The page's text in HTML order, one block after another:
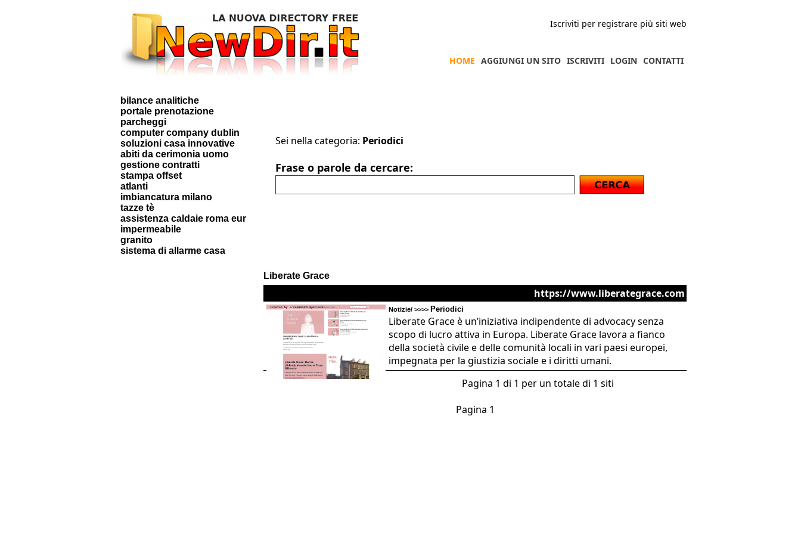
Iscriviti per registrare più siti web
CONTATTI
LOGIN
ISCRIVITI
AGGIUNGI UN SITO
HOME
bilance analitiche
portale prenotazione
parcheggi
computer company dublin
soluzioni casa innovative
abiti da cerimonia uomo
gestione contratti
stampa offset
atlanti
imbiancatura milano
tazze tè
assistenza caldaie roma eur
impermeabile
granito
sistema di allarme casa
Sei nella categoria: Periodici
Frase o parole da cercare:
Liberate Grace
https://www.liberategrace.com
Notizie/ >>>> Periodici
Liberate Grace è un’iniziativa indipendente di advocacy senza
scopo di lucro attiva in Europa. Liberate Grace lavora a fianco
della società civile e delle comunità locali in vari paesi europei,
impegnata per la giustizia sociale e i diritti umani.
Pagina 1 di 1 per un totale di 1 siti
Pagina 1